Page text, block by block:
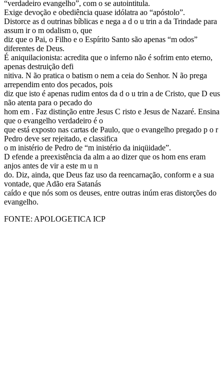
“verdadeiro evangelho”, com o se autointitula.
Exige devoção e obediência quase idólatra ao “apóstolo”.
Distorce as d outrinas bíblicas e nega a d o u trin a da Trindade para
assum ir o m odalism o, que
diz que o Pai, o Filho e o Espírito Santo são apenas “m odos”
diferentes de Deus.
É aniquilacionista: acredita que o inferno não é sofrim ento eterno,
apenas destruição defi
nitiva. N ão pratica o batism o nem a ceia do Senhor. N ão prega
arrependim ento dos pecados, pois
diz que isto é apenas rudim entos da d o u trin a de Cristo, que D eus
não atenta para o pecado do
hom em . Faz distinção entre Jesus C risto e Jesus de Nazaré. Ensina
que o evangelho verdadeiro é o
que está exposto nas cartas de Paulo, que o evangelho pregado p o r
Pedro deve ser rejeitado, e classifica
o m inistério de Pedro de “m inistério da iniqüidade”.
D efende a preexistência da alm a ao dizer que os hom ens eram
anjos antes de vir a este m u n ­
do. Diz, ainda, que Deus faz uso da reencarnação, conform e a sua
vontade, que Adão era Satanás
caído e que nós som os deuses, entre outras inúm eras distorções do
evangelho.
FONTE: APOLOGETICA ICP